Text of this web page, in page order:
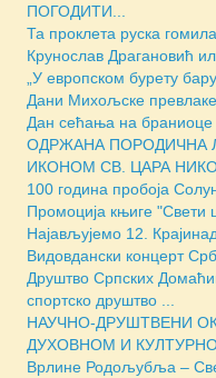
ПОГОДИТИ...
Та проклета руска
Крунослав Драгановић
„У европском бурету
Дани Михољске
Дан сећања на браниоце
ОДРЖАНА ПОРОДИЧНА
ИКОНОМ СВ. ЦАРА
100 година пробоја
Промоција књиге "Свети
Најављујемо 12.
Видовдански концерт
Друштво Српских
спортско друштво ...
НАУЧНО-ДРУШТВЕНИ
ДУХОВНОМ И
Врлине Родољубља –